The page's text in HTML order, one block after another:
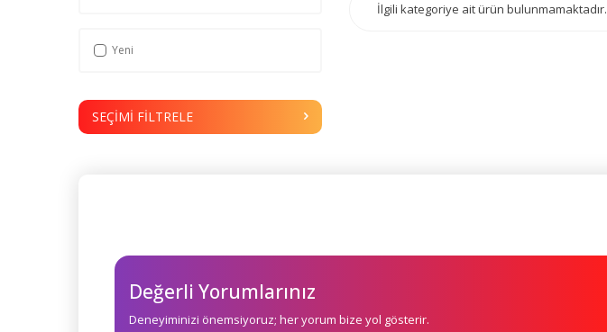
Yeni
SEÇIMI FILTRELE
İlgili kategoriye ait ürün bulunmamaktadır.
Değerli Yorumlarınız
Deneyiminizi önemsiyoruz; her yorum bize yol gösterir.